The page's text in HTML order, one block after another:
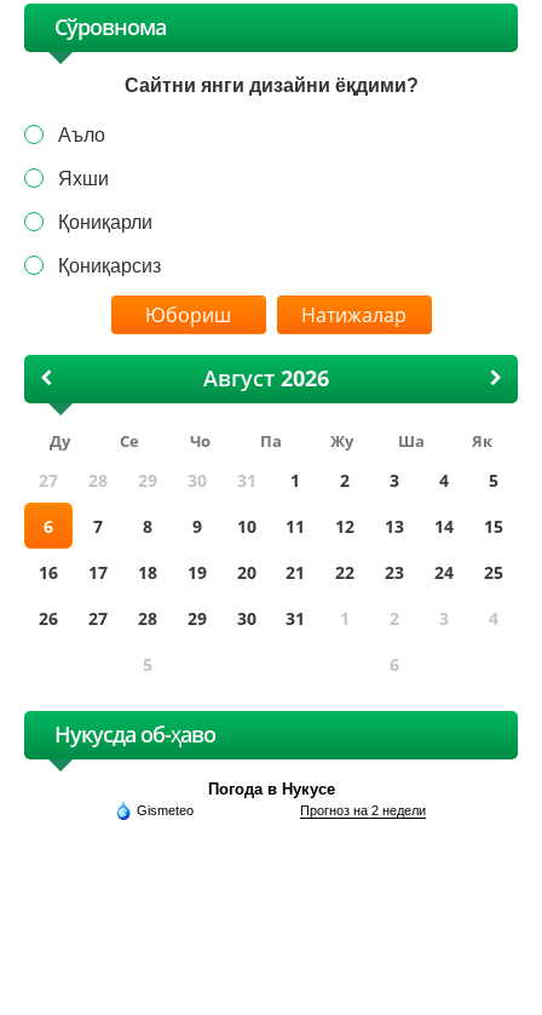
Сўровнома
Сайтни янги дизайни ёқдими?
Аъло
Яхши
Қониқарли
Қониқарсиз
Натижалар
Август
Ду Се Чо Па Жу Ша Як
27 28 29 30 31 1 2 3 4
5
6
7 8 9 10 11 12 13 14
15
16
17 18 19 20 21 22 23 24
25
26
27 28 29 30 31 1 2 3
4
5
6
Нукусда об-ҳаво
Погода в Нукусе
Gismeteo Прогноз на 2 недели